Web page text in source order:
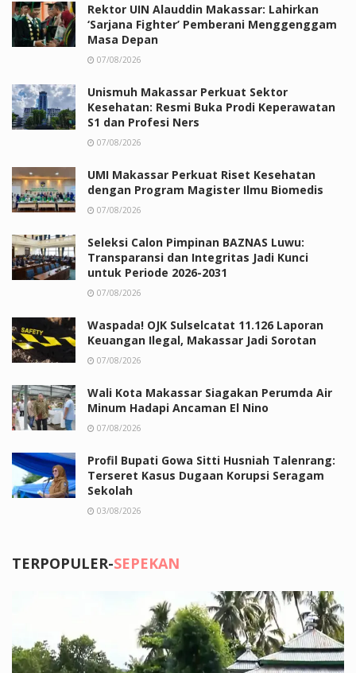
Rektor UIN Alauddin Makassar: Lahirkan
‘Sarjana Fighter’ Pemberani Menggenggam
Masa Depan
07/08/2026
Unismuh Makassar Perkuat Sektor
Kesehatan: Resmi Buka Prodi Keperawatan
S1 dan Profesi Ners
07/08/2026
UMI Makassar Perkuat Riset Kesehatan
dengan Program Magister Ilmu Biomedis
07/08/2026
Seleksi Calon Pimpinan BAZNAS Luwu:
Transparansi dan Integritas Jadi Kunci
untuk Periode 2026-2031
07/08/2026
Waspada! OJK Sulselcatat 11.126 Laporan
Keuangan Ilegal, Makassar Jadi Sorotan
07/08/2026
Wali Kota Makassar Siagakan Perumda Air
Minum Hadapi Ancaman El Nino
07/08/2026
Profil Bupati Gowa Sitti Husniah Talenrang:
Terseret Kasus Dugaan Korupsi Seragam
Sekolah
03/08/2026
TERPOPULER-SEPEKAN